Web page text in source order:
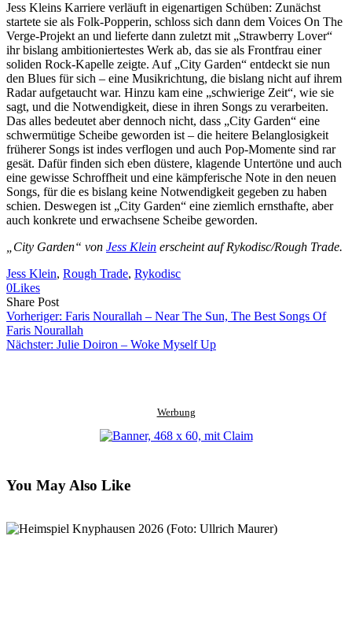
Facebook
to
clipboard
via
eMail
Jess Kleins Karriere verläuft in eigenartigen Schüben: Zunächst
startete sie als Folk-Popperin, schloss sich dann dem Voices On The
Verge-Projekt an und lieferte dann zuletzt mit „Strawberry Lover“
ihr bislang ambitioniertestes Werk ab, das sie als Frontfrau einer
soliden Rock-Kapelle zeigte. Auf „City Garden“ entdeckt sie nun
den Blues für sich – eine Musikrichtung, die bislang nicht auf ihrem
Radar aufgetaucht war. Hinzu kam eine „schwierige Zeit“, wie sie
sagt, und die Notwendigkeit, diese in ihren Songs zu verarbeiten.
Das alles bedeutet aber dennoch nicht, dass „City Garden“ eine
schwermütige Scheibe geworden ist – die heitere Belanglosigkeit
früherer Songs ist indes verflogen und auch Pop-Momente sind rar
gesät. Dafür finden sich eben düstere, klagende Untertöne und auch
eine gewisse Schroffheit und eine kämpferische Note in den neuen
Songs, für die es bislang keine Notwendigkeit gegeben zu haben
schien. Deswegen ist „City Garden“ eine ziemlich ernsthafte, aber
auch konkrete und erwachsene Scheibe geworden.
„City Garden“ von Jess Klein erscheint auf Rykodisc/Rough Trade.
Jess Klein, Rough Trade, Rykodisc
0Likes
Share PostShare
on
Facebook
Copy
URL
to
clipboard
Send
Link
via
eMail
Vorheriger: Faris Nourallah – Near The Sun, The Best Songs Of
Faris Nourallah
Nächster: Julie Doiron – Woke Myself Up
Werbung
You May Also Like